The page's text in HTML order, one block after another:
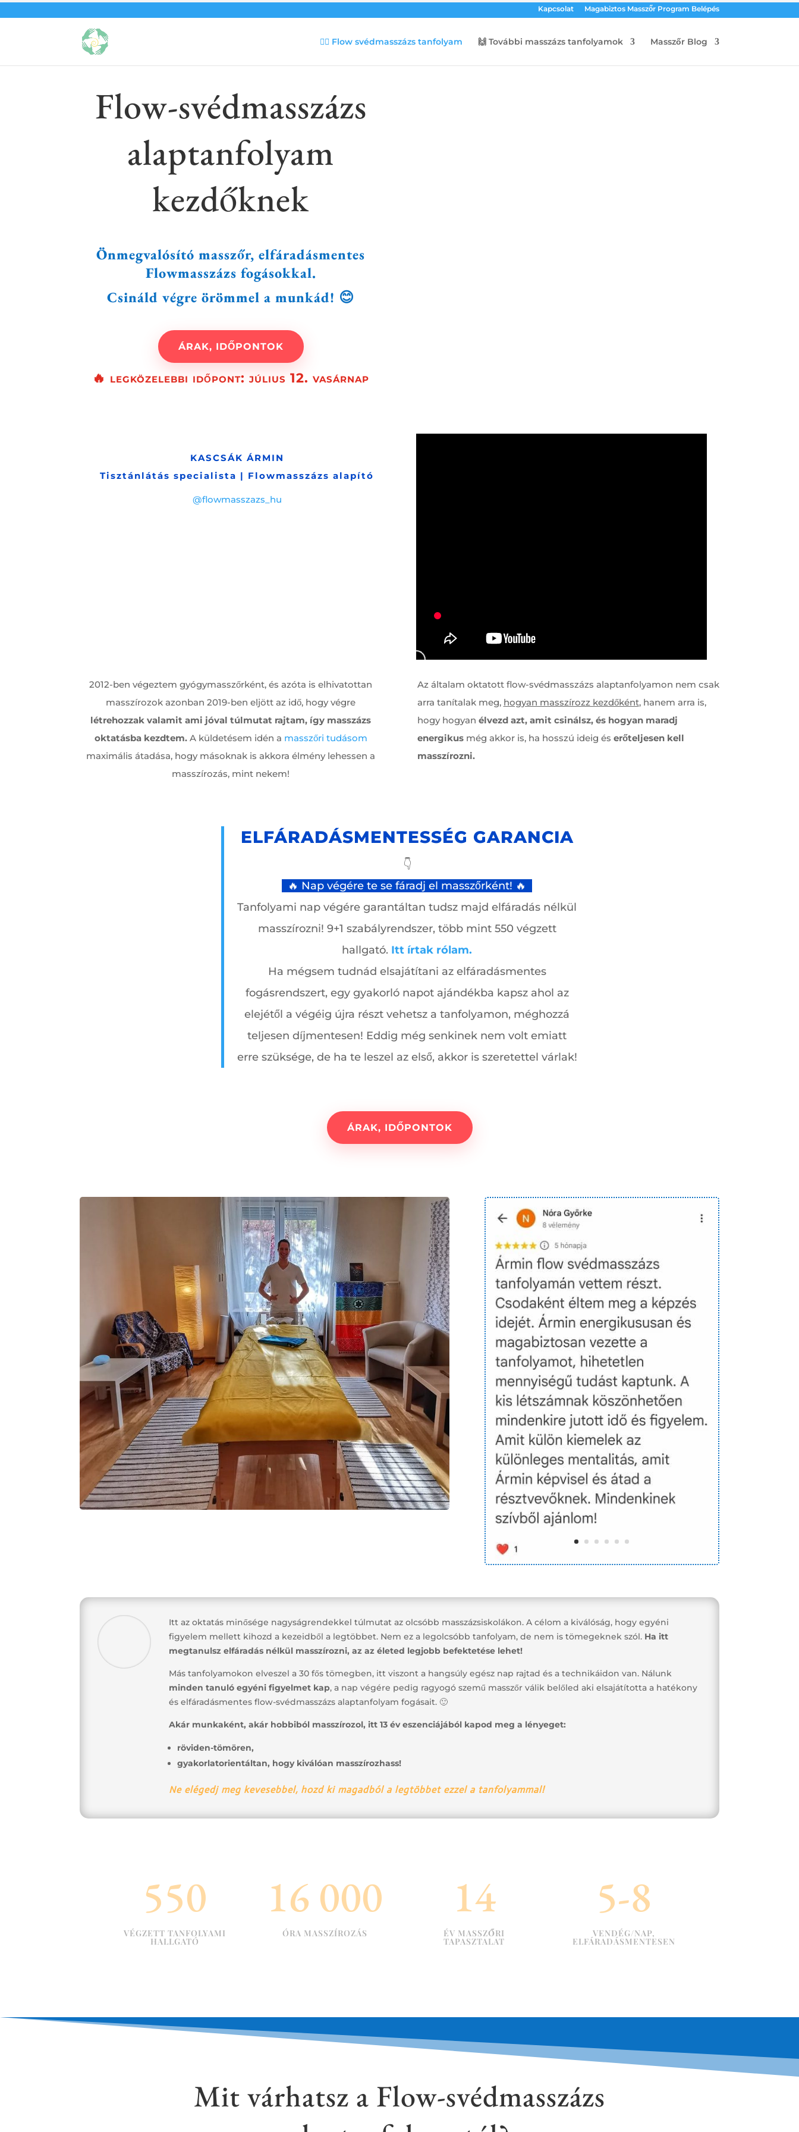
Kapcsolat Magabiztos Masszőr Program Belépés
💆‍♀️ Flow svédmasszázs tanfolyam 🙌 További masszázs tanfolyamok Masszőr Blog
Flow-svédmasszázs
alaptanfolyam
kezdőknek
Önmegvalósító masszőr, elfáradásmentes
Flowmasszázs fogásokkal.
Csináld végre örömmel a munkád! 😊
ÁRAK, IDŐPONTOK
🔥 legközelebbi időpont: július 12. vasárnap
KASCSÁK ÁRMIN
Tisztánlátás specialista | Flowmasszázs alapító
@flowmasszazs_hu
2012-ben végeztem gyógymasszőrként, és azóta is elhivatottan
masszírozok azonban 2019-ben eljött az idő, hogy végre
létrehozzak valamit ami jóval túlmutat rajtam, így masszázs
oktatásba kezdtem.A küldetésem idén a masszőri tudásom
maximális átadása, hogy másoknak is akkora élmény lehessen a
masszírozás, mint nekem!
Az általam oktatott flow-svédmasszázs alaptanfolyamon nem csak
arra tanítalak meg, hogyan masszírozz kezdőként, hanem arra is,
hogy hogyan élvezd azt, amit csinálsz, és hogyan maradj
energikusmég akkor is, ha hosszú ideig és erőteljesen kell
masszírozni.
ELFÁRADÁSMENTESSÉG GARANCIA
👇
🔥 Nap végére te se fáradj el masszőrként! 🔥
Tanfolyami nap végére garantáltan tudsz majd elfáradás nélkül
masszírozni! 9+1 szabályrendszer, több mint 550 végzett
hallgató. Itt írtak rólam.
Ha mégsem tudnád elsajátítani az elfáradásmentes
fogásrendszert, egy gyakorló napot ajándékba kapsz ahol az
elejétől a végéig újra részt vehetsz a tanfolyamon, méghozzá
teljesen díjmentesen! Eddig még senkinek nem volt emiatt
erre szüksége, de ha te leszel az első, akkor is szeretettel várlak!
ÁRAK, IDŐPONTOK
Itt az oktatás minősége nagyságrendekkel túlmutat az olcsóbb masszázsiskolákon. A célom a kiválóság, hogy egyéni
figyelem mellett kihozd a kezeidből a legtöbbet. Nem ez a legolcsóbb tanfolyam, de nem is tömegeknek szól. Ha itt
megtanulsz elfáradás nélkül masszírozni, az az életed legjobb befektetése lehet!
Más tanfolyamokon elveszel a 30 fős tömegben, itt viszont a hangsúly egész nap rajtad és a technikáidon van. Nálunk
minden tanuló egyéni figyelmet kap, a nap végére pedig ragyogó szemű masszőr válik belőled aki elsajátította a hatékony
és elfáradásmentes flow-svédmasszázs alaptanfolyam fogásait. 🙂
Akár munkaként, akár hobbiból masszírozol, itt 13 év eszenciájából kapod meg a lényeget:
röviden-tömören,
gyakorlatorientáltan, hogy kiválóan masszírozhass!
Ne elégedj meg kevesebbel, hozd ki magadból a legtöbbet ezzel a tanfolyammal!
550
VÉGZETT TANFOLYAMI
HALLGATÓ
16 000
ÓRA MASSZÍROZÁS
14
ÉV MASSZŐRI
TAPASZTALAT
5-8
VENDÉG/NAP,
ELFÁRADÁSMENTESEN
Mit várhatsz a Flow-svédmasszázs